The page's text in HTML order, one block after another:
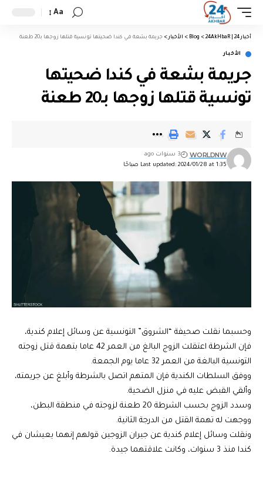
Aa
أخبار 24 | 24AkHbaR >
Blog
> الأخبار > جريمة بشعة في كندا ضحيتها تونسية قتلها زوجها بـ20 طعنة
الأخبار
جريمة بشعة في كندا ضحيتها
تونسية قتلها زوجها بـ20 طعنة
Last updated: 2024/01/28 at 1:35 صباحًا
WORLDNW 3 سنوات ago
وحسبما نقلت صحيفة “الشروق” التونسية عن وسائل إعلام كندية،
فإن الشرطة اعتقلت الزوج البالغ من العمر 42 عاما بتهمة قتل زوجته
التونسية البالغة من العمر 32 عاما يوم الجمعة.
ووفق السلطات الكندية فإن المتهم اتصل بالشرطة وأبلغ عن جريمته،
وألقي القبض عليه في منزل الضحية.
وسدد الزوج بحسب الشرطة 20 طعنة لزوجته في منطقة البطن،
ووجهت له تهمة القتل من الدرجة الثانية.
ونقلت وسائل إعلام كندية عن جيران الزوجين قولهم إنهما يعيشان في
كندا منذ 3 سنوات، وكانت علاقتهما جيدة.